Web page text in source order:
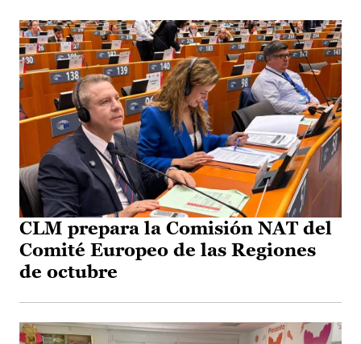
CLM prepara la Comisión NAT del
Comité Europeo de las Regiones
de octubre